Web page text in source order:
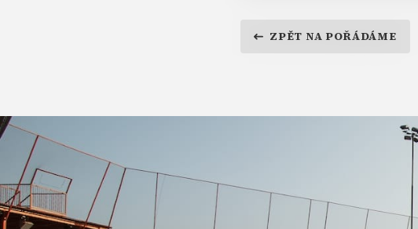
ZPĚT NA POŘÁDÁME